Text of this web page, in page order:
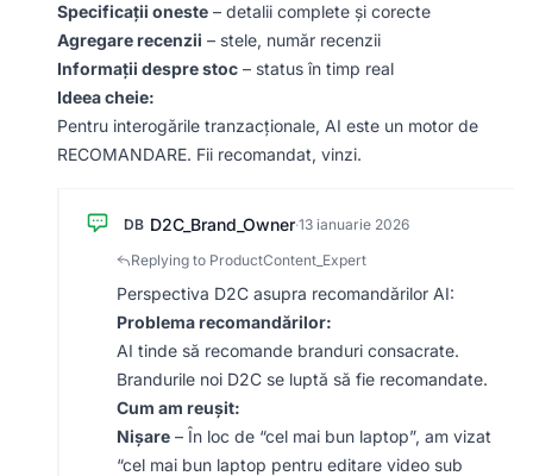
Specificații oneste – detalii complete și corecte
Agregare recenzii – stele, număr recenzii
Informații despre stoc – status în timp real
Ideea cheie:
Pentru interogările tranzacționale, AI este un motor de
RECOMANDARE. Fii recomandat, vinzi.
DB D2C_Brand_Owner·13 ianuarie 2026
Replying to ProductContent_Expert
Perspectiva D2C asupra recomandărilor AI:
Problema recomandărilor:
AI tinde să recomande branduri consacrate.
Brandurile noi D2C se luptă să fie recomandate.
Cum am reușit:
Nișare – În loc de “cel mai bun laptop”, am vizat
“cel mai bun laptop pentru editare video sub